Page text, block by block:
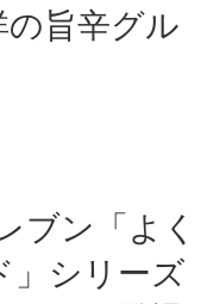
の旨辛グル
ブン「よく
」シリーズ